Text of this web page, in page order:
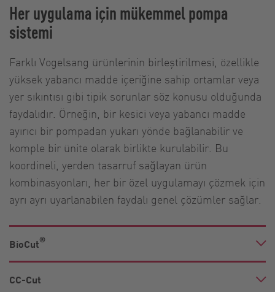
Her uygulama için mükemmel pompa
sistemi
Farklı Vogelsang ürünlerinin birleştirilmesi, özellikle
yüksek yabancı madde içeriğine sahip ortamlar veya
yer sıkıntısı gibi tipik sorunlar söz konusu olduğunda
faydalıdır. Örneğin, bir kesici veya yabancı madde
ayırıcı bir pompadan yukarı yönde bağlanabilir ve
komple bir ünite olarak birlikte kurulabilir. Bu
koordineli, yerden tasarruf sağlayan ürün
kombinasyonları, her bir özel uygulamayı çözmek için
ayrı ayrı uyarlanabilen faydalı genel çözümler sağlar.
BioCut®
CC-Cut